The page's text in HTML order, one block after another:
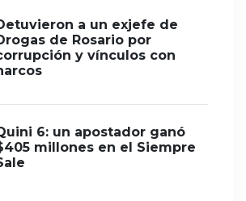
a un exjefe de
de Rosario por
y vínculos con
6: un apostador ganó
millones en el Siempre